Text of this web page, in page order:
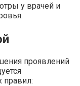
у врачей и
проявлений
правил: